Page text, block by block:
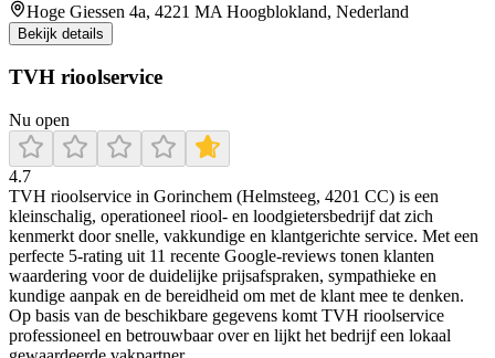
Hoge Giessen 4a, 4221 MA Hoogblokland, Nederland
Bekijk details
TVH rioolservice
Nu open
4.7
TVH rioolservice in Gorinchem (Helmsteeg, 4201 CC) is een
kleinschalig, operationeel riool- en loodgietersbedrijf dat zich
kenmerkt door snelle, vakkundige en klantgerichte service. Met een
perfecte 5‑rating uit 11 recente Google‑reviews tonen klanten
waardering voor de duidelijke prijsafspraken, sympathieke en
kundige aanpak en de bereidheid om met de klant mee te denken.
Op basis van de beschikbare gegevens komt TVH rioolservice
professioneel en betrouwbaar over en lijkt het bedrijf een lokaal